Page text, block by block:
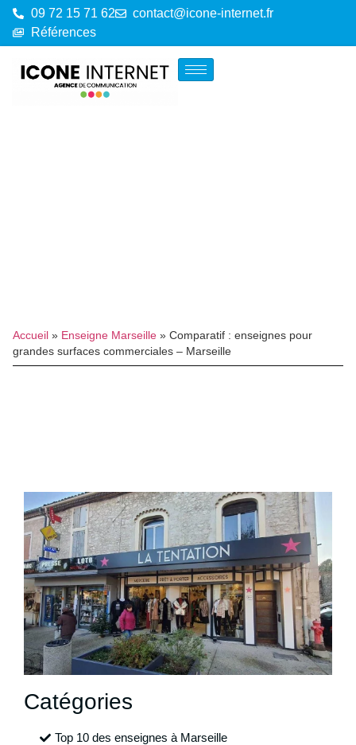
09 72 15 71 62
contact@icone-internet.fr
Références
Accueil » Enseigne Marseille » Comparatif : enseignes pour
grandes surfaces commerciales – Marseille
Catégories
Top 10 des enseignes à Marseille